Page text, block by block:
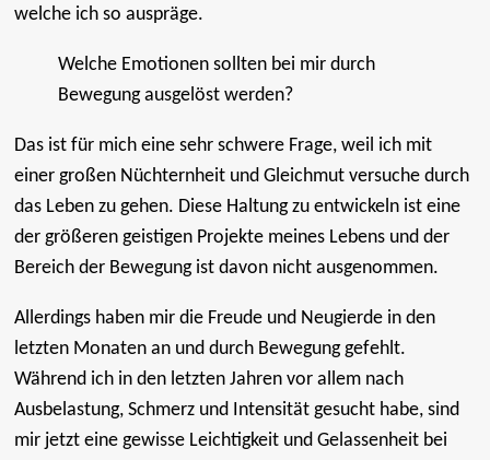
welche ich so auspräge.
Welche Emotionen sollten bei mir durch
Bewegung ausgelöst werden?
Das ist für mich eine sehr schwere Frage, weil ich mit
einer großen Nüchternheit und Gleichmut versuche durch
das Leben zu gehen. Diese Haltung zu entwickeln ist eine
der größeren geistigen Projekte meines Lebens und der
Bereich der Bewegung ist davon nicht ausgenommen.
Allerdings haben mir die Freude und Neugierde in den
letzten Monaten an und durch Bewegung gefehlt.
Während ich in den letzten Jahren vor allem nach
Ausbelastung, Schmerz und Intensität gesucht habe, sind
mir jetzt eine gewisse Leichtigkeit und Gelassenheit bei